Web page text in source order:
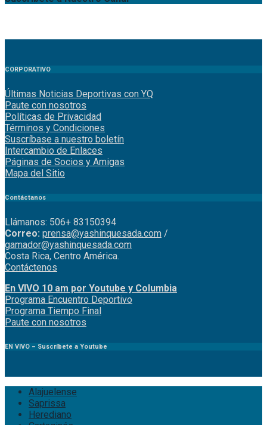
CORPORATIVO
Últimas Noticias Deportivas con YQ
Paute con nosotros
Políticas de Privacidad
Términos y Condiciones
Suscríbase a nuestro boletín
Intercambio de Enlaces
Páginas de Socios y Amigas
Mapa del Sitio
Contáctanos
Llámanos: 506+ 83150394
Correo: prensa@yashinquesada.com /
gamador@yashinquesada.com
Costa Rica, Centro América.
Contáctenos
En VIVO 10 am por Youtube y Columbia
Programa Encuentro Deportivo
Programa Tiempo Final
Paute con nosotros
EN VIVO – Suscríbete a Youtube
Alajuelense
Saprissa
Herediano